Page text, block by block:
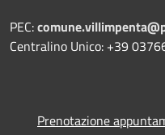
PEC:
Centralino Unico: +39
Prenotazione